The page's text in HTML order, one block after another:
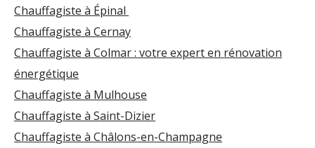
Chauffagiste à Épinal
Chauffagiste à Cernay
Chauffagiste à Colmar : votre expert en rénovation
énergétique
Chauffagiste à Mulhouse
Chauffagiste à Saint-Dizier
Chauffagiste à Châlons-en-Champagne